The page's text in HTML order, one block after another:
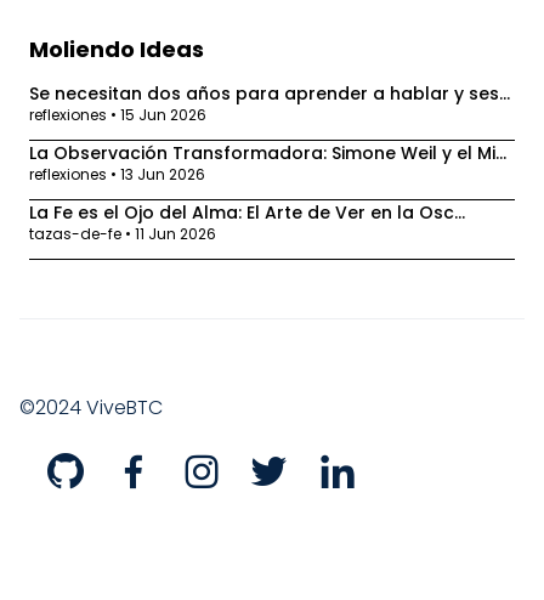
Moliendo Ideas
Se necesitan dos años para aprender a hablar y ses...
reflexiones • 15 Jun 2026
La Observación Transformadora: Simone Weil y el Mi...
reflexiones • 13 Jun 2026
La Fe es el Ojo del Alma: El Arte de Ver en la Osc...
tazas-de-fe • 11 Jun 2026
©2024 ViveBTC